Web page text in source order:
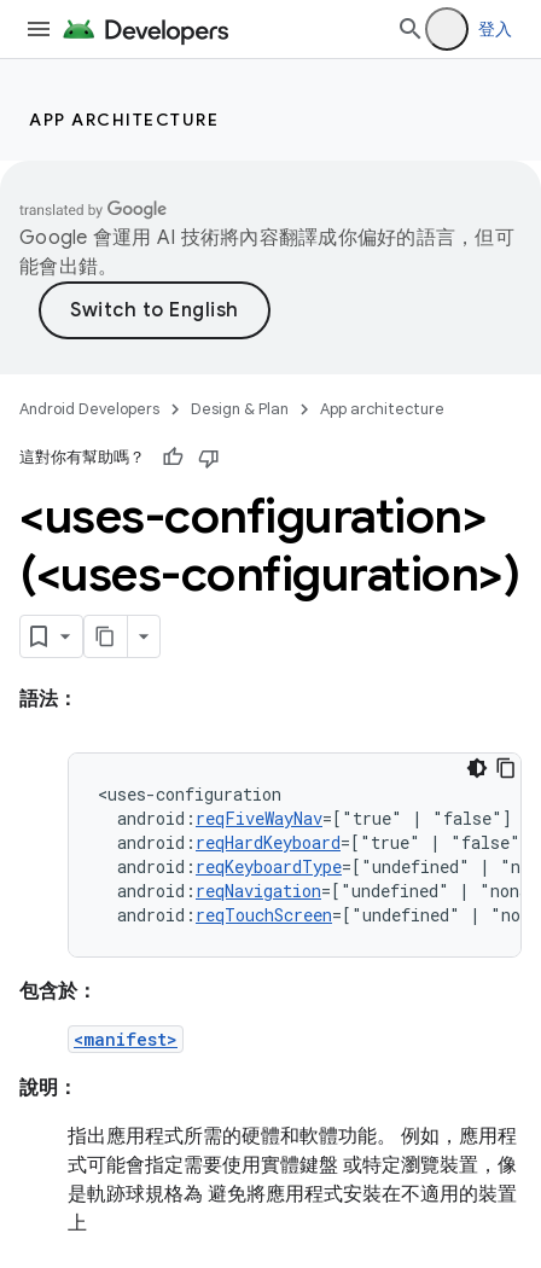
登入
APP ARCHITECTURE
Google 會運用 AI 技術將內容翻譯成你偏好的語言，但可
能會出錯。
Android Developers Design & Plan App architecture
這對你有幫助嗎？
<uses-configuration>
(<uses-configuration>)
語法：
android: reqFiveWayNav=["true" |
android: reqHardKeyboard=["true" |
android: reqKeyboardType=["undefined" |
android: reqNavigation=["undefined" |
android: reqTouchScreen=["undefined" |
包含於：
<manifest>
說明：
指出應用程式所需的硬體和軟體功能。 例如，應用程
式可能會指定需要使用實體鍵盤 或特定瀏覽裝置，像
是軌跡球規格為 避免將應用程式安裝在不適用的裝置
上